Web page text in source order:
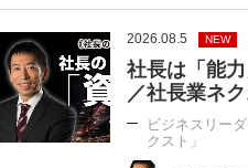
2026.08.5 NEW
社長は「能
／社長業ネ
ビジネスリー
クスト」